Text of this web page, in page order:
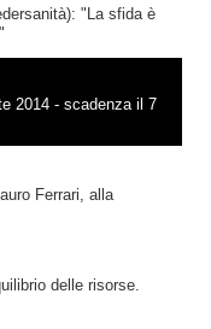
"La sfida è
2014 - scadenza il 7
Ferrari, alla
delle risorse.